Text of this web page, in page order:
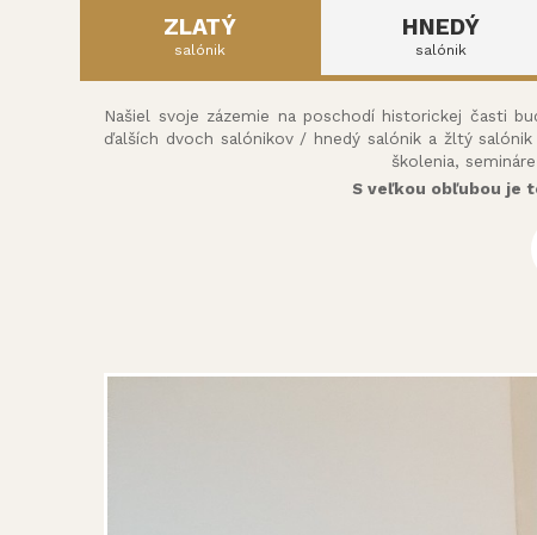
ZLATÝ
salónik
Našiel svoje zázemie na poschodí historickej časti
ďalších dvoch salónikov / hnedý salónik a žltý
školenia,
S veľkou obľubou je
HNEDÝ
salónik